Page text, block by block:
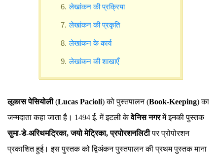
लेखांकन की प्रक्रिया
लेखांकन की प्रकृति
लेखांकन के कार्य
लेखांकन की शाखाएँ
लूकास पेसियोली(Lucas Pacioli) को पुस्तपालन (Book-Keeping) का
जन्मदाता कहा जाता है। 1494 ई. में इटली केवेनिस नगरमें इनकी पुस्तक
सुमा-डे-अरिथमट्रिका, जयो मेट्रिका, प्रपोरशनलिटीपर प्रोपोरशन
प्रकाशित हुई। इस पुस्तक को द्विअंकन पुस्तपालन की प्रथम पुस्तक माना